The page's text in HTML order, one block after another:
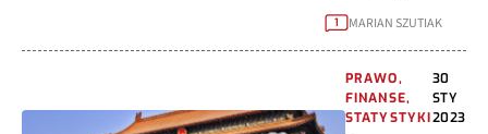
1 MARIAN SZUTIAK
PRAWO,
FINANSE,
STATYSTYKI
30
STY
2023